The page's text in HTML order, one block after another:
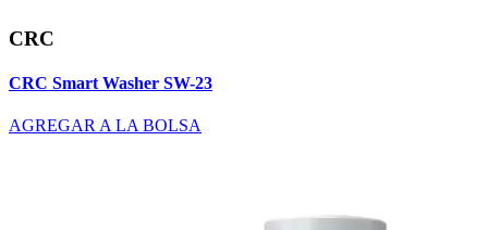
CRC
CRC Smart Washer SW-23
AGREGAR A LA BOLSA